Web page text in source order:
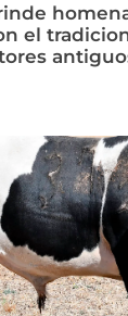
el